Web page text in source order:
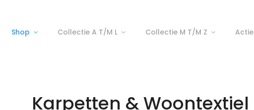
Shop Collectie A T/m L Collectie M T/m Z Actie
Karpetten & Woontextiel